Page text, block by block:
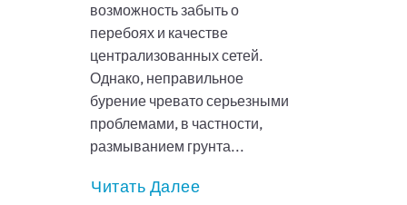
возможность забыть о
перебоях и качестве
централизованных сетей.
Однако, неправильное
бурение чревато серьезными
проблемами, в частности,
размыванием грунта...
Читать Далее